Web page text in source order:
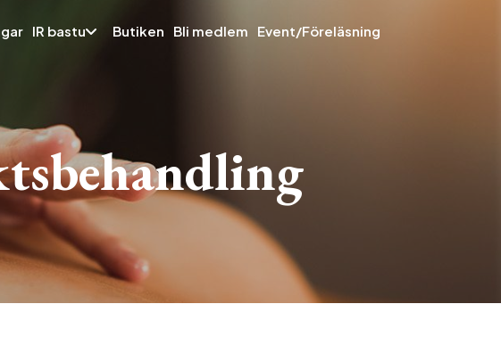
IR bastu Butiken Bli medlem Event/Föreläsning